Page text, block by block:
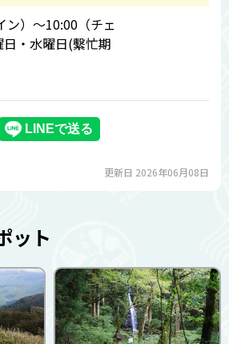
ン）～10:00（チェ
・水曜日(繫忙期
更新日 2026年06月08日
ット